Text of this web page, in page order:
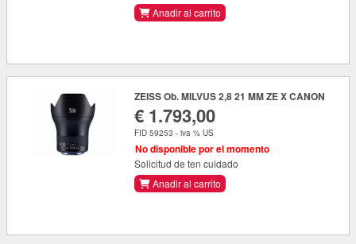
Anadir al carrito
ZEISS Ob. MILVUS 2,8 21 MM ZE X CANON
€ 1.793,00
FID 59253 - iva % US
No disponible por el momento
Solicitud de ten cuidado
Anadir al carrito